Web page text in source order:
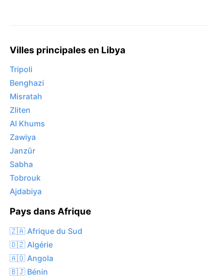
Villes principales en Libya
Tripoli
Benghazi
Misratah
Zliten
Al Khums
Zawiya
Janzūr
Sabha
Tobrouk
Ajdabiya
Pays dans Afrique
🇿🇦 Afrique du Sud
🇩🇿 Algérie
🇦🇴 Angola
🇧🇯 Bénin